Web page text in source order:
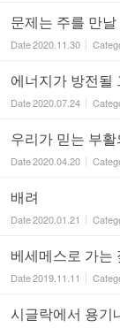
문제는 주를 만
Date2020.11.30
에너지가 방전될
Date2020.07.24
우리가 믿는 부활
Date2020.04.20
배려
Date2020.01.21
베세메스로 가는
Date2019.11.11
시글락에서 용기